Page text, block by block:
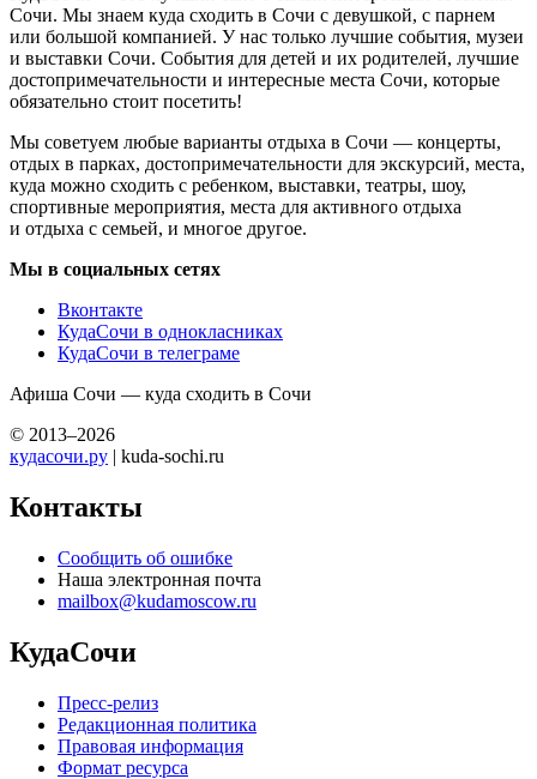
Сочи. Мы знаем куда сходить в Сочи с девушкой, с парнем
или большой компанией. У нас только лучшие события, музеи
и выставки Сочи. События для детей и их родителей, лучшие
достопримечательности и интересные места Сочи, которые
обязательно стоит посетить!
Мы советуем любые варианты отдыха в Сочи — концерты,
отдых в парках, достопримечательности для экскурсий, места,
куда можно сходить с ребенком, выставки, театры, шоу,
спортивные мероприятия, места для активного отдыха
и отдыха с семьей, и многое другое.
Мы в социальных сетях
Вконтакте
КудаСочи в однокласниках
КудаСочи в телеграме
Афиша Сочи — куда сходить в Сочи
© 2013–2026
кудасочи.ру | kuda-sochi.ru
Контакты
Сообщить об ошибке
Наша электронная почта
mailbox@kudamoscow.ru
КудаСочи
Пресс-релиз
Редакционная политика
Правовая информация
Формат ресурса